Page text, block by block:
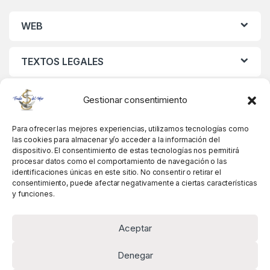
Gestionar consentimiento
Para ofrecer las mejores experiencias, utilizamos tecnologías como
las cookies para almacenar y/o acceder a la información del
dispositivo. El consentimiento de estas tecnologías nos permitirá
procesar datos como el comportamiento de navegación o las
identificaciones únicas en este sitio. No consentir o retirar el
consentimiento, puede afectar negativamente a ciertas características
y funciones.
Aceptar
Denegar
WEB
TEXTOS LEGALES
MIS DATOS